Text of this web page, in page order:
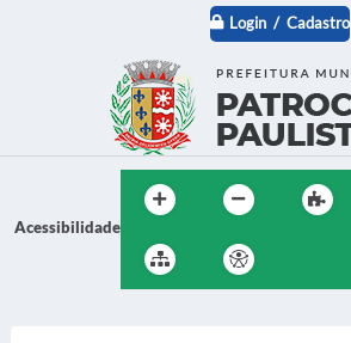
Login / Cadastro
Acessibilidade